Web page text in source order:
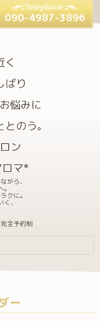
く
ばり
悩みに
のう。
ン
マ*
がら、
クに。
、
全予約制
090-4987-3896
ー